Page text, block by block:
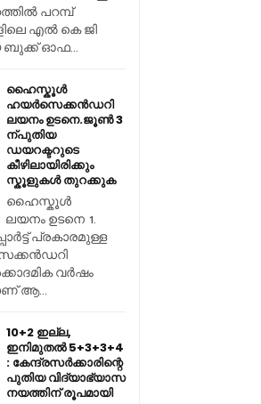
പറമ്പ്
എൽ കെ ജി
ബുക്ക് ഓഫ...
ഹൈസ്കൂൾ
ഹയർസെക്കൻഡറി
ലയനം ഉടനെ.ജൂൺ 3
ന്പുതിയ
ഡയറക്ടറുടെ
കീഴിലായിരിക്കും
സ്കൂളുകൾ തുറക്കുക
ഹൈസ്കൂൾ
ഉടനെ 1.
പ്രകാരമുള്ള
വർഷം
ആ...
10+2 ഇല്ല,
ഇനിമുതൽ 5+3+3+4
: കേന്ദ്രസർക്കാരിന്റെ
പുതിയ വിദ്യാഭ്യാസ
നയത്തിന് രൂപമായി